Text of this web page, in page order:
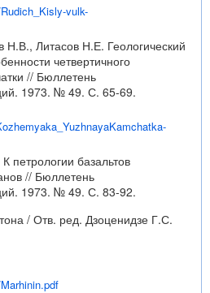
vulk-
Литасов Н.Е. Геологический
четвертичного
// Бюллетень
1973. № 49. С. 65-69.
базальтов
// Бюллетень
1973. № 49. С. 83-92.
/ Отв. ред. Дзоценидзе Г.С.